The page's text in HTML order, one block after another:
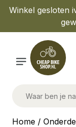
Winkel gesloten
Home /